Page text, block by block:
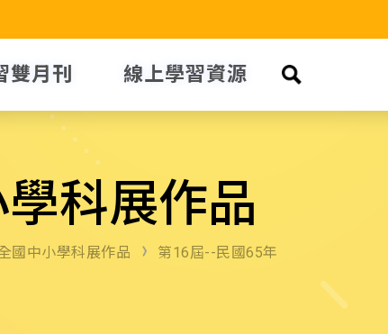
雙月刊 線上學習資源
科展作品
國中小學科展作品 第16屆--民國65年